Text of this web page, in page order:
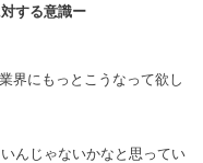
する意識ー
界にもっとこうなって欲し
んじゃないかなと思ってい